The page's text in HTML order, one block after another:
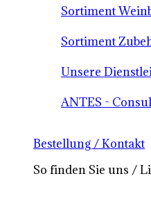
Sortiment
Sortiment
Unsere
ANTES -
Bestellung / Kontakt
So finden Sie uns /